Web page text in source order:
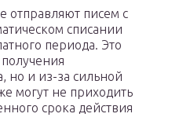
отправляют писем с
списании
периода. Это
но и из-за сильной
могут не приходить
срока действия